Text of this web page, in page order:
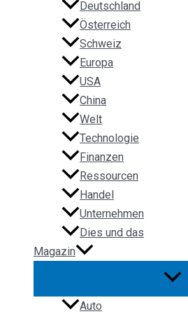
Deutschland
Österreich
Schweiz
Europa
USA
China
Welt
Technologie
Finanzen
Ressourcen
Handel
Unternehmen
Dies und das
Magazin
Auto